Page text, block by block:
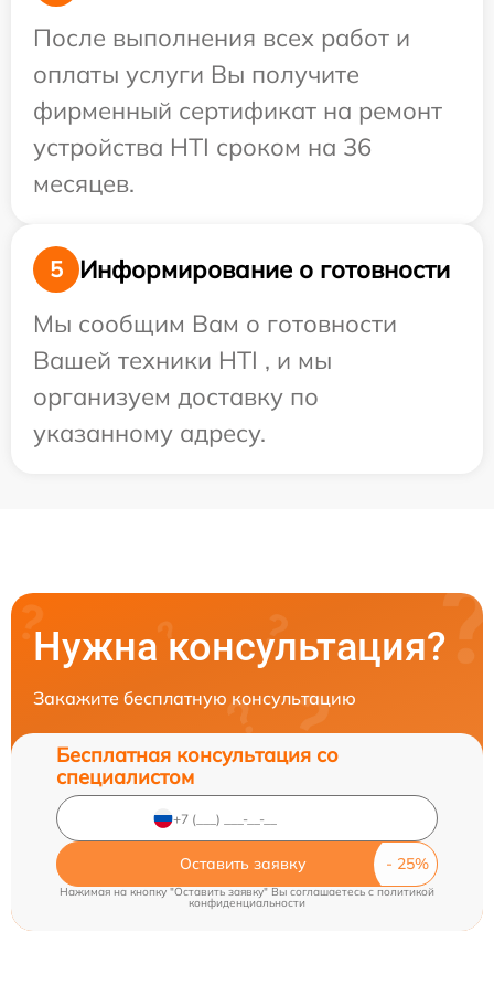
После выполнения всех работ и
оплаты услуги Вы получите
фирменный сертификат на ремонт
устройства HTI сроком на 36
месяцев.
5
Информирование о готовности
Мы сообщим Вам о готовности
Вашей техники HTI , и мы
организуем доставку по
указанному адресу.
Нужна консультация?
Закажите бесплатную консультацию
Бесплатная консультация со
специалистом
Оставить заявку
Нажимая на кнопку "Оставить заявку" Вы соглашаетесь cполитикой
конфиденциальности